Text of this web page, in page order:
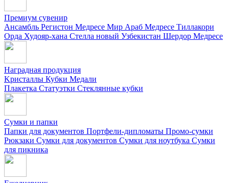
Премиум сувенир
Ансамбль Регистон Медресе Мир Араб Медресе Тиллакори
Орда Худояр-хана Стелла новый Узбекистан Шердор Медресе
Наградная продукция
Kристаллы Кубки Медали
Плакетка Статуэтки Стеклянные кубки
Сумки и папки
Папки для документов Портфели-дипломаты Промо-сумки
Рюкзаки Сумки для документов Сумки для ноутбука Сумки
для пикника